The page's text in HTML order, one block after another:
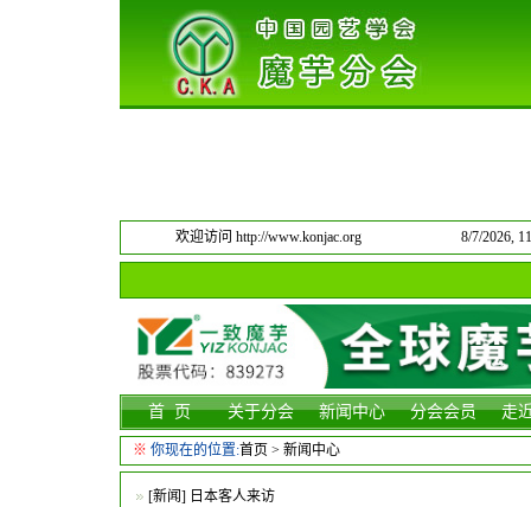
欢迎访问 http://www.konjac.org 8/7/2026,
首 页 关于分会 新闻中心 分会会员 走
※ 你现在的位置:首页 > 新闻中心
[新闻] 日本客人来访